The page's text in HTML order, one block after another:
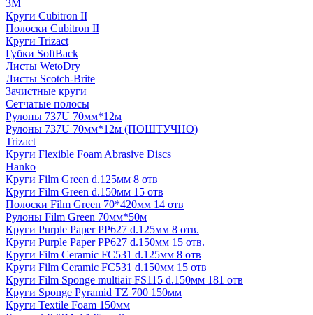
3M
Круги Cubitron II
Полоски Cubitron II
Круги Trizact
Губки SoftBack
Листы WetoDry
Листы Scotch-Brite
Зачистные круги
Сетчатые полосы
Рулоны 737U 70мм*12м
Рулоны 737U 70мм*12м (ПОШТУЧНО)
Trizact
Круги Flexible Foam Abrasive Discs
Hanko
Круги Film Green d.125мм 8 отв
Круги Film Green d.150мм 15 отв
Полоски Film Green 70*420мм 14 отв
Рулоны Film Green 70мм*50м
Круги Purple Paper PP627 d.125мм 8 отв.
Круги Purple Paper PP627 d.150мм 15 отв.
Круги Film Ceramic FC531 d.125мм 8 отв
Круги Film Ceramic FC531 d.150мм 15 отв
Круги Film Sponge multiair FS115 d.150мм 181 отв
Круги Sponge Pyramid TZ 700 150мм
Круги Textile Foam 150мм